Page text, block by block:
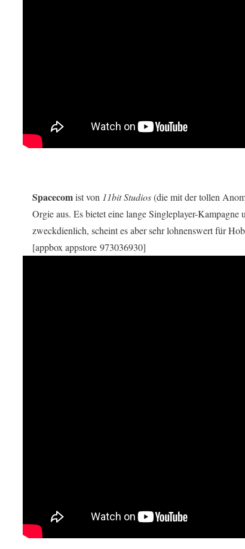
Spacecomist von 11bit Studios(die mit der tollen
Orgie aus. Es bietet eine lange Singleplayer-
zweckdienlich, scheint es aber sehr lohnenswert für
[appbox appstore 973036930]